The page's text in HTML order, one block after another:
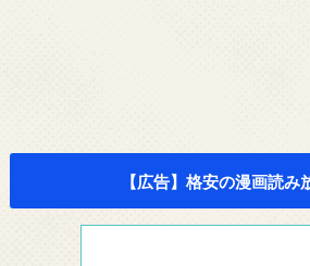
【広告】格安の漫画読み